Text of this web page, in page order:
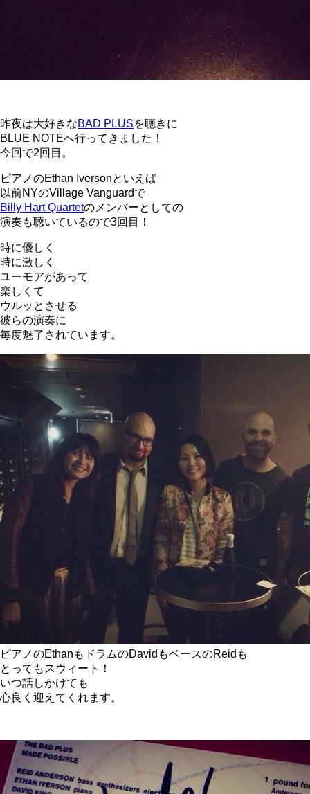
昨夜は大好きなBAD PLUSを聴きに
BLUE NOTEへ行ってきました！
今回で2回目。
ピアノのEthan Iversonといえば
以前NYのVillage Vanguardで
Billy Hart Quartetのメンバーとしての
演奏も聴いているので3回目！
時に優しく
時に激しく
ユーモアがあって
楽しくて
ウルッとさせる
彼らの演奏に
毎度魅了されています。
ピアノのEthanもドラムのDavidもベースのReidも
とってもスウィート！
いつ話しかけても
心良く迎えてくれます。